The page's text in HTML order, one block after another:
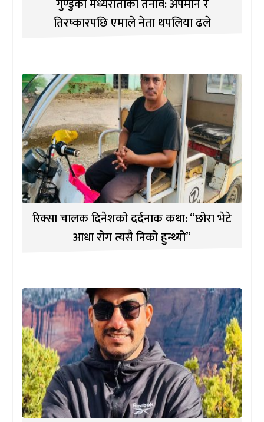
तिरष्कारपछि एमाले नेता थपलिया ढले
रिक्सा चालक दिनेशको दर्दनाक कथा: “छोरा भेटे
आधा रोग त्यसै निको हुन्थ्यो”